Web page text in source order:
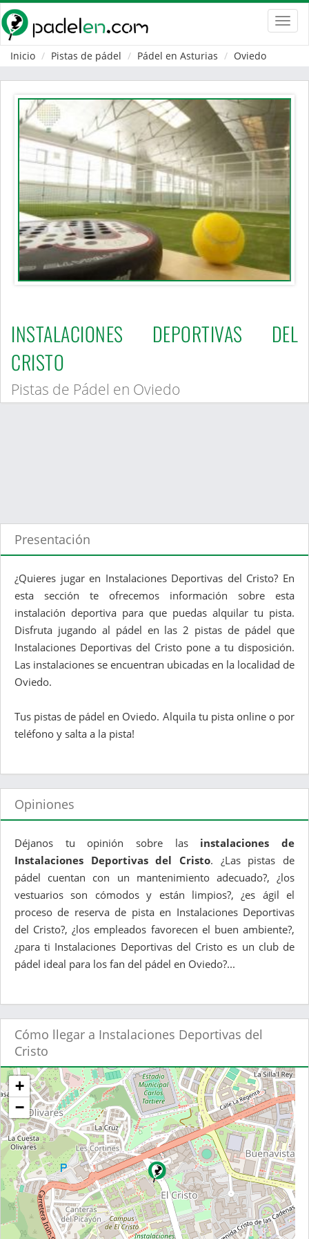
Inicio
Pistas de pádel Pádel en Asturias Oviedo
INSTALACIONES DEPORTIVAS DEL
CRISTO
Pistas de Pádel en Oviedo
Presentación
¿Quieres jugar en Instalaciones Deportivas del Cristo? En
esta sección te ofrecemos información sobre esta
instalación deportiva para que puedas alquilar tu pista.
Disfruta jugando al pádel en las 2 pistas de pádel que
Instalaciones Deportivas del Cristo pone a tu disposición.
Las instalaciones se encuentran ubicadas en la localidad de
Oviedo.
Tus pistas de pádel en Oviedo. Alquila tu pista online o por
teléfono y salta a la pista!
Opiniones
Déjanos tu opinión sobre las instalaciones de
Instalaciones Deportivas del Cristo. ¿Las pistas de
pádel cuentan con un mantenimiento adecuado?, ¿los
vestuarios son cómodos y están limpios?, ¿es ágil el
proceso de reserva de pista en Instalaciones Deportivas
del Cristo?, ¿los empleados favorecen el buen ambiente?,
¿para ti Instalaciones Deportivas del Cristo es un club de
pádel ideal para los fan del pádel en Oviedo?...
Cómo llegar a Instalaciones Deportivas del
Cristo
+
−